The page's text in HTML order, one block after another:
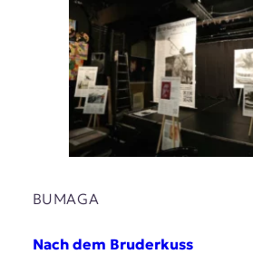
BUMAGA
Nach dem Bruderkuss